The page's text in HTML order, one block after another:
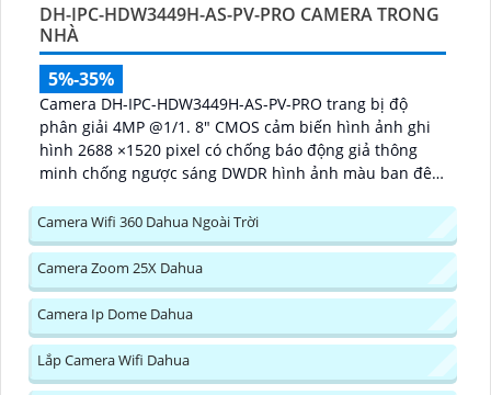
DH-IPC-HDW3449H-AS-PV-PRO CAMERA TRONG
NHÀ
5%-35%
Camera DH-IPC-HDW3449H-AS-PV-PRO trang bị độ
phân giải 4MP @1/1. 8" CMOS cảm biến hình ảnh ghi
hình 2688 ×1520 pixel có chống báo động giả thông
minh chống ngược sáng DWDR hình ảnh màu ban đêm
Camera Wifi 360 Dahua Ngoài Trời
Camera Zoom 25X Dahua
Camera Ip Dome Dahua
Lắp Camera Wifi Dahua